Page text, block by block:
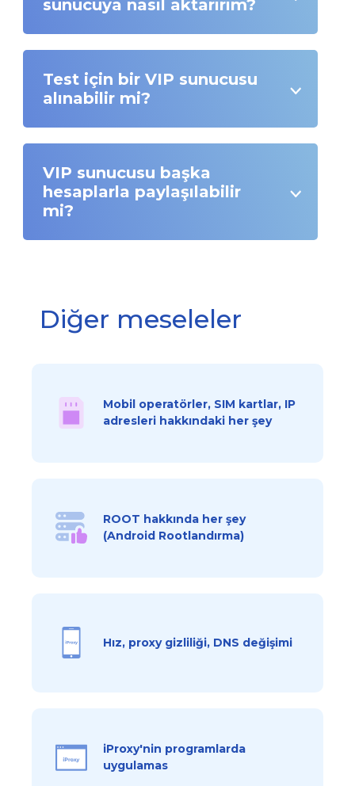
sunucuya nasıl aktarırım?
Test için bir VIP sunucusu
alınabilir mi?
VIP sunucusu başka
hesaplarla paylaşılabilir
mi?
Diğer meseleler
Mobil operatörler, SIM kartlar, IP
adresleri hakkındaki her şey
ROOT hakkında her şey
(Android Rootlandırma)
Hız, proxy gizliliği, DNS değişimi
iProxy'nin programlarda
uygulamas